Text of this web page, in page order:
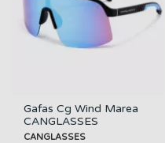
Gafas Cg Wind Marea
CANGLASSES
CANGLASSES